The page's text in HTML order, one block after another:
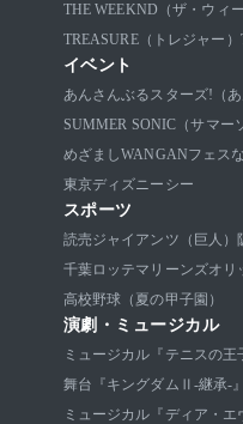
THE WEEKND（ザ・ウィ
TREASURE（トレジャー）
イベント
あんさんぶるスターズ!（あ
SUMMER SONIC（サマー
めざましWANGANフェス
東京ディズニーシー
スポーツ
読売ジャイアンツ（巨人）
千葉ロッテマリーンズオリ
高校野球（夏の甲子園）
演劇・ミュージカル
ミュージカル『テニスの王
舞台『キングダムⅡ-継承-』
ミュージカル『ディア・エ